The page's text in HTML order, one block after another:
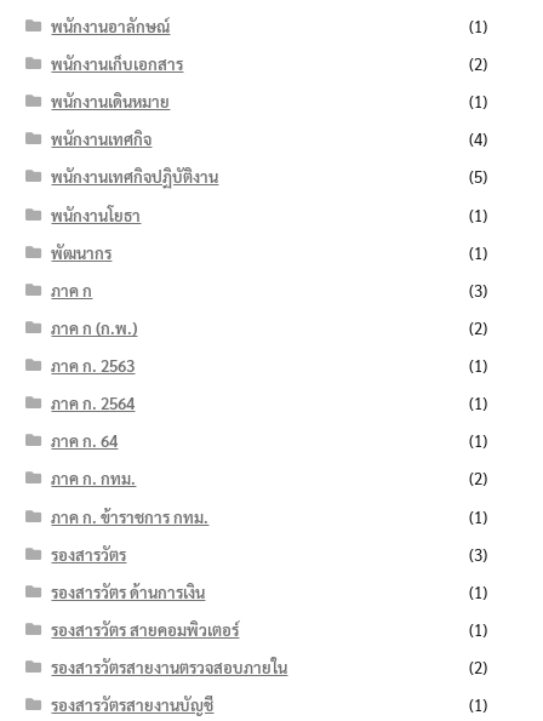
พนักงานอาลักษณ์
(1)
พนักงานเก็บเอกสาร
(2)
พนักงานเดินหมาย
(1)
พนักงานเทศกิจ
(4)
พนักงานเทศกิจปฏิบัติงาน
(5)
พนักงานโยธา
(1)
พัฒนากร
(1)
ภาค ก
(3)
ภาค ก (ก.พ.)
(2)
ภาค ก. 2563
(1)
ภาค ก. 2564
(1)
ภาค ก. 64
(1)
ภาค ก. กทม.
(2)
ภาค ก. ข้าราชการ กทม.
(1)
รองสารวัตร
(3)
รองสารวัตร ด้านการเงิน
(1)
รองสารวัตร สายคอมพิวเตอร์
(1)
รองสารวัตรสายงานตรวจสอบภายใน
(2)
รองสารวัตรสายงานบัญชี
(1)